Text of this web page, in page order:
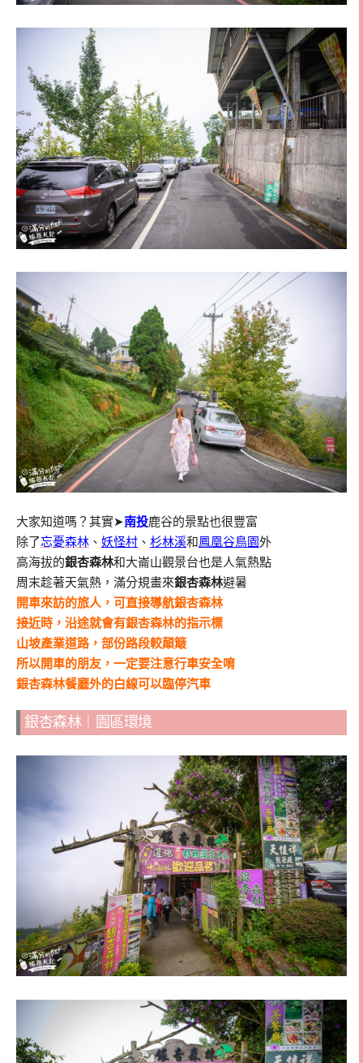
大家知道嗎？其實➤南投鹿谷的景點也很豐富
除了忘憂森林 、 妖怪村 、 杉林溪和鳳凰谷鳥園外
高海拔的銀杏森林和大崙山觀景台也是人氣熱點
周末趁著天氣熱，滿分規畫來銀杏森林避暑
開車來訪的旅人，可直接導航銀杏森林
接近時，沿途就會有銀杏森林的指示標
山坡產業道路，部份路段較顛簸
所以開車的朋友，一定要注意行車安全唷
銀杏森林餐廳外的白線可以臨停汽車
銀杏森林｜園區環境